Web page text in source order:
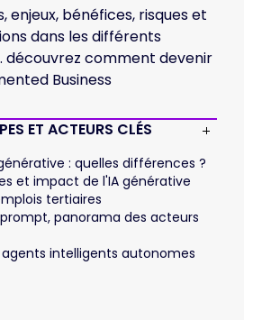
enjeux, bénéfices, risques et
dans les différents
découvrez comment devenir
Business
ET ACTEURS CLÉS
: quelles différences ?
et impact de l'IA générative
tertiaires
panorama des acteurs
agents intelligents autonomes